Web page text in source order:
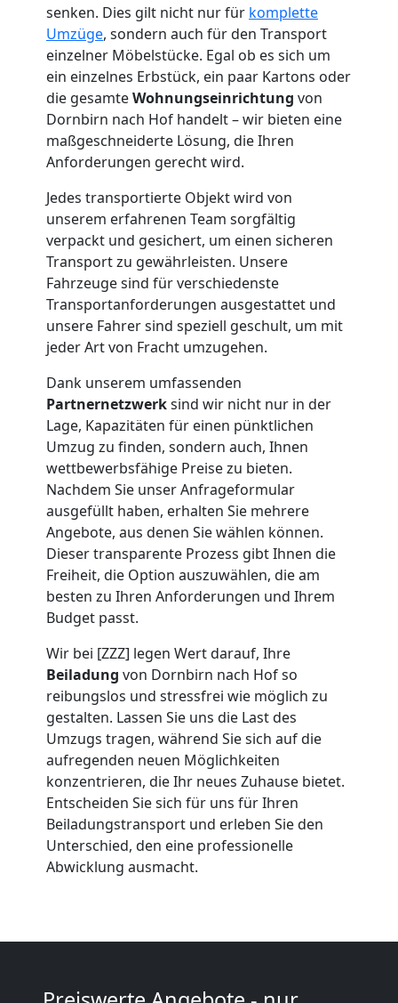
senken. Dies gilt nicht nur für komplette
Umzüge, sondern auch für den Transport
einzelner Möbelstücke. Egal ob es sich um
ein einzelnes Erbstück, ein paar Kartons oder
die gesamteWohnungseinrichtung von
Dornbirn nach Hof handelt – wir bieten eine
maßgeschneiderte Lösung, die Ihren
Anforderungen gerecht wird.
Jedes transportierte Objekt wird von
unserem erfahrenen Team sorgfältig
verpackt und gesichert, um einen sicheren
Transport zu gewährleisten. Unsere
Fahrzeuge sind für verschiedenste
Transportanforderungen ausgestattet und
unsere Fahrer sind speziell geschult, um mit
jeder Art von Fracht umzugehen.
Dank unserem umfassenden
Partnernetzwerksind wir nicht nur in der
Lage, Kapazitäten für einen pünktlichen
Umzug zu finden, sondern auch, Ihnen
wettbewerbsfähige Preise zu bieten.
Nachdem Sie unser Anfrageformular
ausgefüllt haben, erhalten Sie mehrere
Angebote, aus denen Sie wählen können.
Dieser transparente Prozess gibt Ihnen die
Freiheit, die Option auszuwählen, die am
besten zu Ihren Anforderungen und Ihrem
Budget passt.
Wir bei [ZZZ] legen Wert darauf, Ihre
Beiladung von Dornbirn nach Hof so
reibungslos und stressfrei wie möglich zu
gestalten. Lassen Sie uns die Last des
Umzugs tragen, während Sie sich auf die
aufregenden neuen Möglichkeiten
konzentrieren, die Ihr neues Zuhause bietet.
Entscheiden Sie sich für uns für Ihren
Beiladungstransport und erleben Sie den
Unterschied, den eine professionelle
Abwicklung ausmacht.
Möbelmontage
Dornbirn
Möbeltransport
Dornbirn
Beiladung
Dornbirn
Mini
Umzug
Dornbirn
Umzug
Mann
LKW
Dornbirn
Kunsttransport